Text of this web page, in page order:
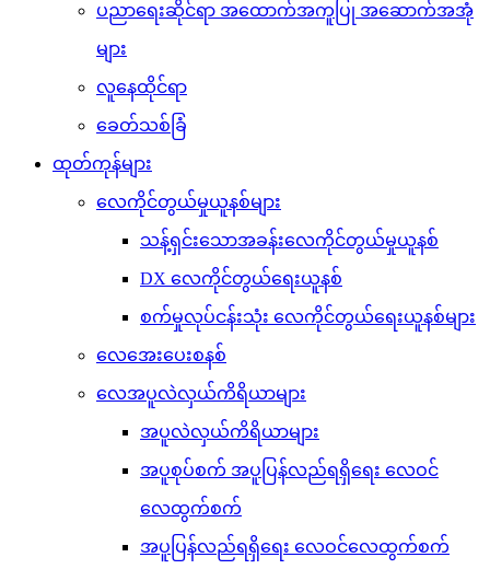
ပညာရေးဆိုင်ရာ အထောက်အကူပြု အဆောက်အအုံ
များ
လူနေထိုင်ရာ
ခေတ်သစ်ခြံ
ထုတ်ကုန်များ
လေကိုင်တွယ်မှုယူနစ်များ
သန့်ရှင်းသောအခန်းလေကိုင်တွယ်မှုယူနစ်
DX လေကိုင်တွယ်ရေးယူနစ်
စက်မှုလုပ်ငန်းသုံး လေကိုင်တွယ်ရေးယူနစ်များ
လေအေးပေးစနစ်
လေအပူလဲလှယ်ကိရိယာများ
အပူလဲလှယ်ကိရိယာများ
အပူစုပ်စက် အပူပြန်လည်ရရှိရေး လေဝင်
လေထွက်စက်
အပူပြန်လည်ရရှိရေး လေဝင်လေထွက်စက်